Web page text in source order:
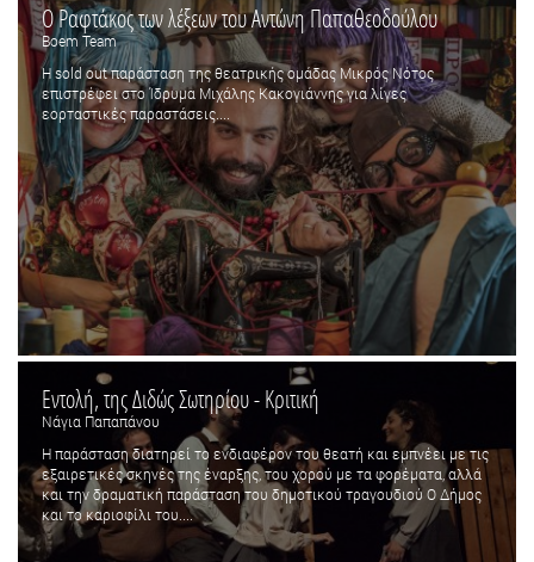
O Ραφτάκος των λέξεων του Αντώνη Παπαθεοδούλου
Boem Team
Η sold out παράσταση της θεατρικής ομάδας Μικρός Νότος
επιστρέφει στο Ίδρυμα Μιχάλης Κακογιάννης για λίγες
εορταστικές παραστάσεις....
Εντολή, της Διδώς Σωτηρίου - Κριτική
Νάγια Παπαπάνου
Η παράσταση διατηρεί το ενδιαφέρον του θεατή και εμπνέει με τις
εξαιρετικές σκηνές της έναρξης, του χορού με τα φορέματα, αλλά
και την δραματική παράσταση του δημοτικού τραγουδιού Ο Δήμος
και το καριοφίλι του....